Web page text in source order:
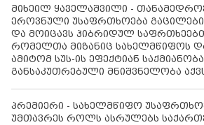
მიხეილ ყაველაშვილი -
ეროვნული უსაფრთხოება
და მოიცავს ჰიბრიდულ
რომელთა მიზანიც სახელმწიფოს
ამიტომ სუს-ის ეფექტიან
განსაკუთრებული მნიშვნელობა
პრემიერი - სახელმწიფო
უმთავრეს როლს ასრულებს